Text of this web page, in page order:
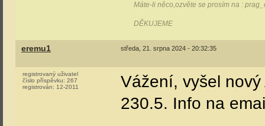
Máte-li něco,ozvěte se prosím na :
DĚKUJEME
eremu1 středa, 21. srpna 2024 - 20:32:35
registrovaný uživatel
číslo příspěvku: 267
registrován: 12-2011
Vážení, vyšel
230.5. Info na